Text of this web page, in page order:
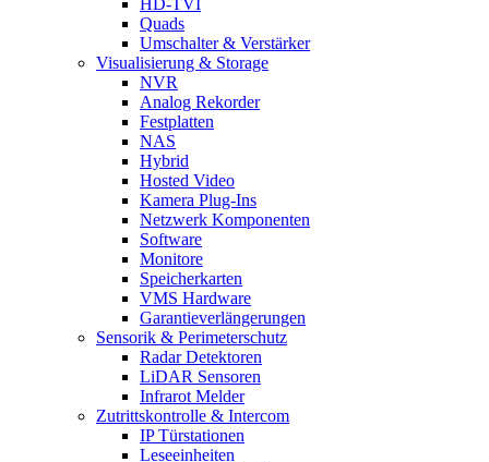
HD-TVI
Quads
Umschalter & Verstärker
Visualisierung & Storage
NVR
Analog Rekorder
Festplatten
NAS
Hybrid
Hosted Video
Kamera Plug-Ins
Netzwerk Komponenten
Software
Monitore
Speicherkarten
VMS Hardware
Garantieverlängerungen
Sensorik & Perimeterschutz
Radar Detektoren
LiDAR Sensoren
Infrarot Melder
Zutrittskontrolle & Intercom
IP Türstationen
Leseeinheiten